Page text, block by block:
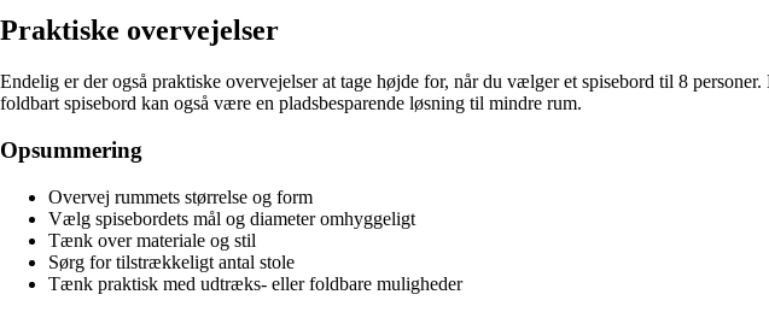
Praktiske overvejelser
Endelig er der også praktiske overvejelser at tage højde for, når du vælger et spisebord til 8
foldbart spisebord kan også være en pladsbesparende løsning til mindre rum.
Opsummering
Overvej rummets størrelse og form
Vælg spisebordets mål og diameter omhyggeligt
Tænk over materiale og stil
Sørg for tilstrækkeligt antal stole
Tænk praktisk med udtræks- eller foldbare muligheder